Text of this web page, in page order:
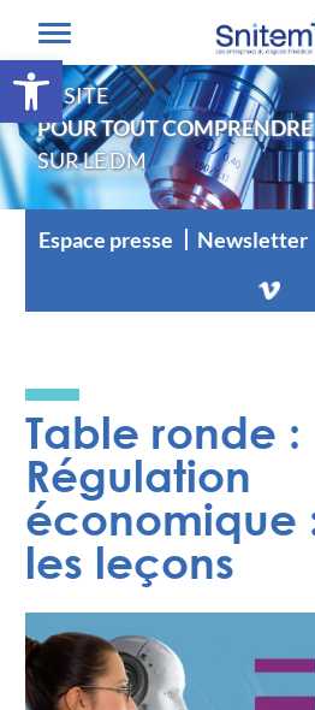
Ouvrir la barre
LE SITE
POUR TOUT COMPRENDRE
SUR LE DM
Espace presse Newsletter
Table ronde :
Régulation
économique
les leçons